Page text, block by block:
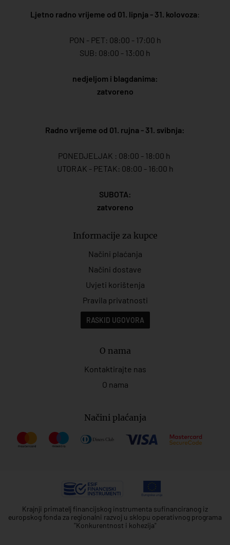
Ljetno radno vrijeme od 01. lipnja - 31. kolovoza:
PON - PET: 08:00 - 17:00 h
SUB: 08:00 - 13:00 h
nedjeljom i blagdanima:
zatvoreno
Radno vrijeme od 01. rujna - 31. svibnja:
PONEDJELJAK : 08:00 - 18:00 h
UTORAK - PETAK: 08:00 - 16:00 h
SUBOTA:
zatvoreno
Informacije za kupce
Načini plaćanja
Načini dostave
Uvjeti korištenja
Pravila privatnosti
RASKID UGOVORA
O nama
Kontaktirajte nas
O nama
Načini plaćanja
Krajnji primatelj financijskog instrumenta sufinanciranog iz
europskog fonda za regionalni razvoj u sklopu operativnog programa
"Konkurentnost i kohezija"